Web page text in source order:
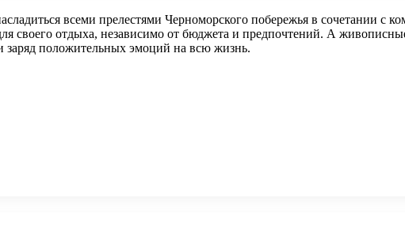
всеми прелестями Черноморского побережья в сочетании
своего отдыха, независимо от бюджета и предпочтений. А
заряд положительных эмоций на всю жизнь.